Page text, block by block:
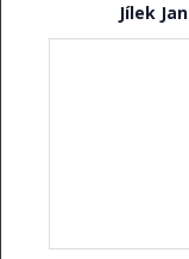
Jílek Jan